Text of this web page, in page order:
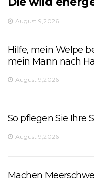
August 9,2026
Hilfe, mein Welpe
mein Mann nach
August 9,2026
So pflegen Sie Ihre
August 9,2026
Machen